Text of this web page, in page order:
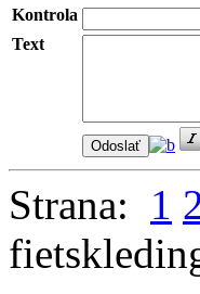
Kontrola
Text
Strana: 1